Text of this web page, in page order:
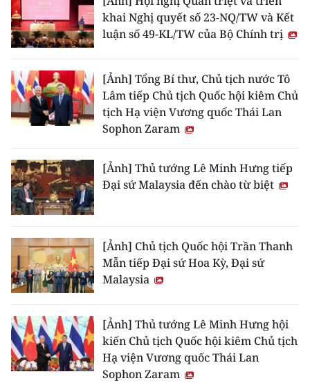
khai Nghị quyết số 23-NQ/TW và Kết
luận số 49-KL/TW của Bộ Chính trị
[Ảnh] Tổng Bí thư, Chủ tịch nước Tô
Lâm tiếp Chủ tịch Quốc hội kiêm Chủ
tịch Hạ viện Vương quốc Thái Lan
Sophon Zaram
[Ảnh] Thủ tướng Lê Minh Hưng tiếp
Đại sứ Malaysia đến chào từ biệt
[Ảnh] Chủ tịch Quốc hội Trần Thanh
Mẫn tiếp Đại sứ Hoa Kỳ, Đại sứ
Malaysia
[Ảnh] Thủ tướng Lê Minh Hưng hội
kiến Chủ tịch Quốc hội kiêm Chủ tịch
Hạ viện Vương quốc Thái Lan
Sophon Zaram